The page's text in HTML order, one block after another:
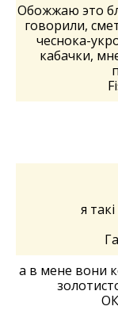
Обожжаю это
говорили,
чеснока-
кабачки,
я
а в мене вони